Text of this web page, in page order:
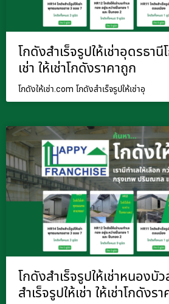
โกดังสำเร็จรูปให้เช่าอุดรธานี
เช่า ให้เช่าโกดังราคาถูก
โกดังให้เช่า.com โกดังสำเร็จรูปให้เช่าอุ
โกดังสำเร็จรูปให้เช่าหนองบั
สำเร็จรูปให้เช่า ให้เช่าโกดังร